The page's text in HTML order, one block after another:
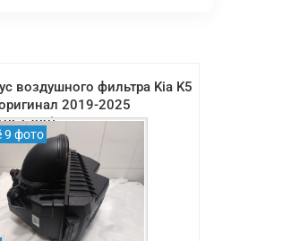
воздушного фильтра Kia K5
2019-2025
9 фото